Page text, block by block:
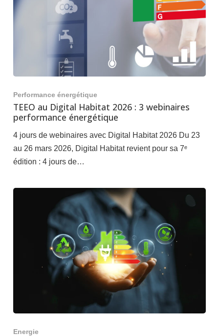
Performance énergétique
TEEO au Digital Habitat 2026 : 3 webinaires
performance énergétique
4 jours de webinaires avec Digital Habitat 2026 Du 23
au 26 mars 2026, Digital Habitat revient pour sa 7ᵉ
édition : 4 jours de…
Energie